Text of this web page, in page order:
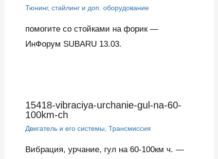
Тюнинг, стайлинг и доп. оборудование
помогите со стойками на форик —
ИнФорум SUBARU 13.03.
15418-vibraciya-urchanie-gul-na-60-
100km-ch
Двигатель и его системы Трансмиссия
Вибрация, урчание, гул на 60-100км ч. —